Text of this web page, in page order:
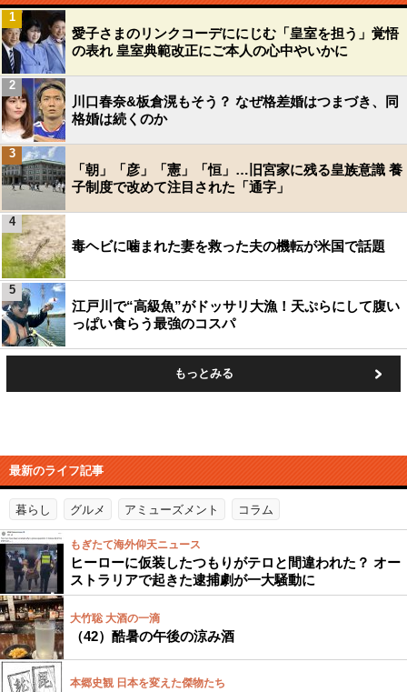
愛子さまのリンクコーデににじむ「皇室を担う」覚悟
の表れ 皇室典範改正にご本人の心中やいかに
1
川口春奈&板倉滉もそう？ なぜ格差婚はつまづき、同
格婚は続くのか
2
「朝」「彦」「憲」「恒」…旧宮家に残る皇族意識 養
子制度で改めて注目された「通字」
3
毒ヘビに噛まれた妻を救った夫の機転が米国で話題
4
江戸川で“高級魚”がドッサリ大漁！天ぷらにして腹い
っぱい食らう最強のコスパ
5
もっとみる
最新のライフ記事
暮らし グルメ アミューズメント コラム
もぎたて海外仰天ニュース
ヒーローに仮装したつもりがテロと間違われた？ オー
ストラリアで起きた逮捕劇が一大騒動に
大竹聡 大酒の一滴
（42）酷暑の午後の涼み酒
本郷史観 日本を変えた傑物たち